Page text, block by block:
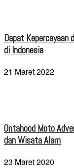
Dapat Kepercayaan
di Indonesia
21 Maret 2022
Ontahood Moto
dan Wisata Alam
23 Maret 2020